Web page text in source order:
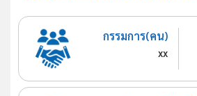
กรรมการ(คน)
xx